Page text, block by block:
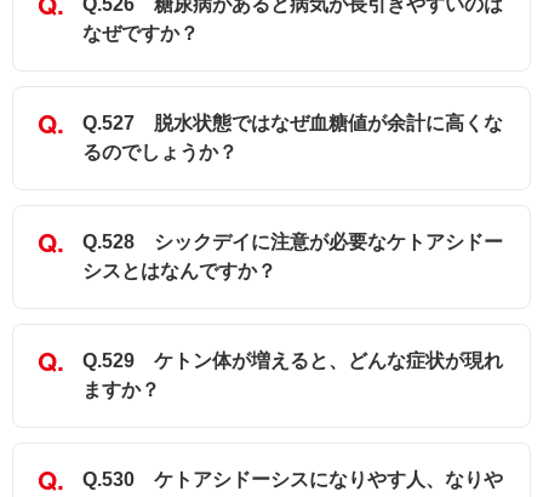
Q.526 糖尿病があると病気が長引きやすいのは
なぜですか？
Q.527 脱水状態ではなぜ血糖値が余計に高くな
るのでしょうか？
Q.528 シックデイに注意が必要なケトアシドー
シスとはなんですか？
Q.529 ケトン体が増えると、どんな症状が現れ
ますか？
Q.530 ケトアシドーシスになりやす人、なりや